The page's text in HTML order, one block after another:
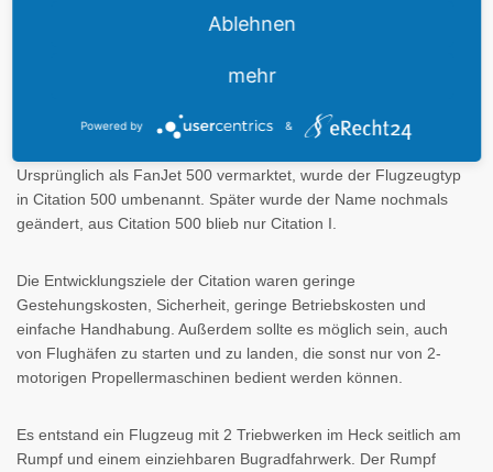
Die Cessna Citation ist eine Flugzeugfamilie des US-
zweistrahlige Geschäftsreiseflugzeuge verschiedener Größe.
dieser Klasse (Februar 2006).
Ursprünglich als FanJet 500 vermarktet, wurde der Flugzeugtyp
in Citation 500 umbenannt. Später wurde der Name nochmals
geändert, aus Citation 500 blieb nur Citation I.
Die Entwicklungsziele der Citation waren geringe
Gestehungskosten, Sicherheit, geringe Betriebskosten und
einfache Handhabung. Außerdem sollte es möglich sein, auch
von Flughäfen zu starten und zu landen, die sonst nur von 2-
motorigen Propellermaschinen bedient werden können.
Es entstand ein Flugzeug mit 2 Triebwerken im Heck seitlich am
Rumpf und einem einziehbaren Bugradfahrwerk. Der Rumpf
Ablehnen
mehr
Powered by &